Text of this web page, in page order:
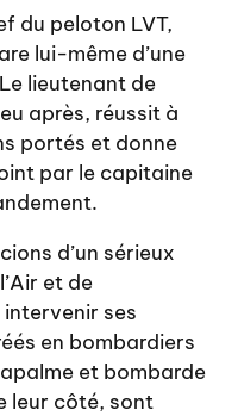
du peloton LVT,
lui-même d’une
lieutenant de
après, réussit à
portés et donne
par le capitaine
d’un sérieux
et de
intervenir ses
en bombardiers
et bombarde
leur côté, sont